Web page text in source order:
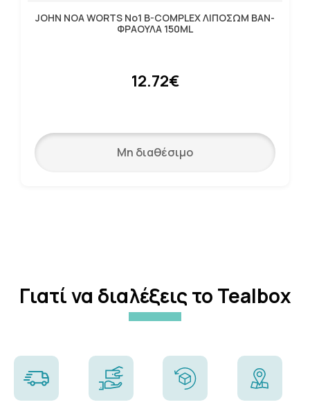
JOHN NOA WORTS No1 B-COMPLEX ΛΙΠΟΣΩΜ ΒΑΝ-
ΦΡΑΟΥΛΑ 150ML
12.72€
Μη διαθέσιμο
Γιατί να διαλέξεις το Tealbox